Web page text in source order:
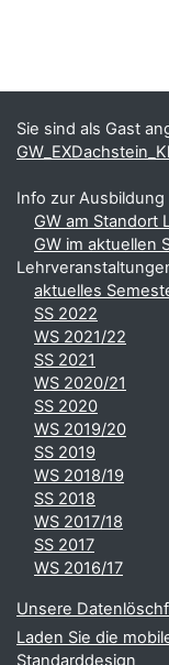
Sie sind als Gast
Info zur Ausbildung
GW am Standort
GW im aktuellen
aktuelles
SS 2022
WS 2021/22
SS 2021
WS 2020/21
SS 2020
WS 2019/20
SS 2019
WS 2018/19
SS 2018
WS 2017/18
SS 2017
WS 2016/17
Unsere
Laden Sie die
Standarddesign